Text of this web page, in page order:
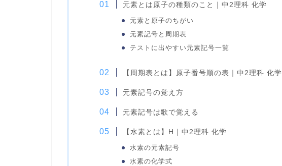
元素とは原子の種類のこと｜中2理科 化学
元素と原子のちがい
元素記号と周期表
テストに出やすい元素記号一覧
【周期表とは】原子番号順の表｜中2理科 化学
元素記号の覚え方
元素記号は歌で覚える
【水素とは】H｜中2理科 化学
水素の元素記号
水素の化学式